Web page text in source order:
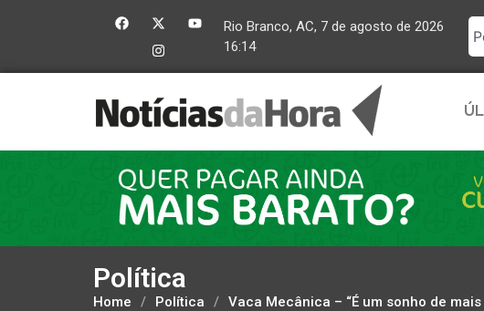
Rio Branco, AC, 7 de agosto de 2026
16:14
Política
Home / Política / Vaca Mecânica – “É um sonho de